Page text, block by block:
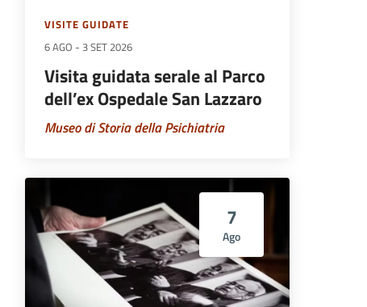
VISITE GUIDATE
6 AGO - 3 SET 2026
Visita guidata serale al Parco
dell’ex Ospedale San Lazzaro
Museo di Storia della Psichiatria
7
Ago